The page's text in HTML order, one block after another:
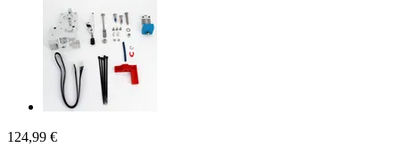
124,99 €